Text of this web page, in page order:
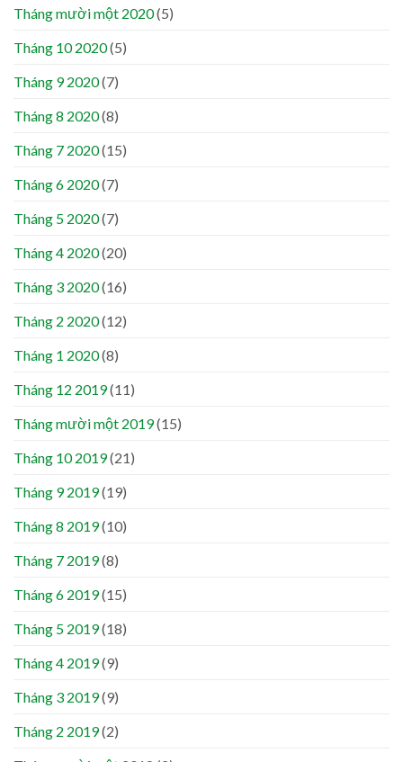
Tháng mười một 2020(5)
Tháng 10 2020(5)
Tháng 9 2020(7)
Tháng 8 2020(8)
Tháng 7 2020(15)
Tháng 6 2020(7)
Tháng 5 2020(7)
Tháng 4 2020(20)
Tháng 3 2020(16)
Tháng 2 2020(12)
Tháng 1 2020(8)
Tháng 12 2019(11)
Tháng mười một 2019(15)
Tháng 10 2019(21)
Tháng 9 2019(19)
Tháng 8 2019(10)
Tháng 7 2019(8)
Tháng 6 2019(15)
Tháng 5 2019(18)
Tháng 4 2019(9)
Tháng 3 2019(9)
Tháng 2 2019(2)